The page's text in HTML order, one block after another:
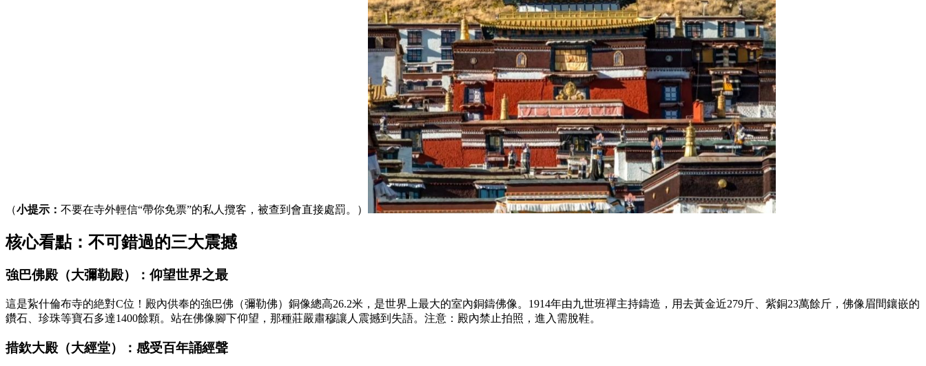
（小提示： 不要在寺外輕信“帶你免票”的私人攬客，被查到會直接處罰。）
核心看點：不可錯過的三大震撼
強巴佛殿（大彌勒殿）：仰望世界之最
這是紥什倫布寺的絶對C位！殿內供奉的強巴佛（彌勒佛）銅像總高26.2米，是世界上最大的室內銅鑄佛像。1914年由九世班禪主持鑄造，用去黃金近279斤、紫銅23萬餘斤，佛像眉間鑲嵌的
鑽石、珍珠等寶石多達1400餘顆。站在佛像腳下仰望，那種莊嚴肅穆讓人震撼到失語。注意：殿內禁止拍照，進入需脫鞋。
措欽大殿（大經堂）：感受百年誦經聲